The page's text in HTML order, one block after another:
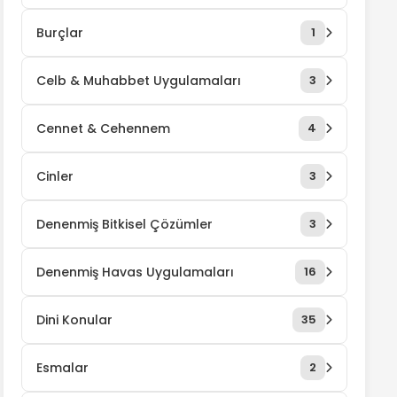
Burçlar 1
Celb & Muhabbet Uygulamaları 3
Cennet & Cehennem 4
Cinler 3
Denenmiş Bitkisel Çözümler 3
Denenmiş Havas Uygulamaları 16
Dini Konular 35
Esmalar 2